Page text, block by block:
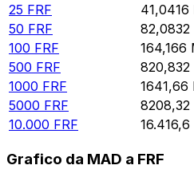
25 FRF 41,0416
50 FRF 82,0832
100 FRF 164,166
500 FRF 820,832
1000 FRF 1641,66
5000 FRF 8208,32
10.000 FRF 16.416,6
Grafico da MAD a FRF